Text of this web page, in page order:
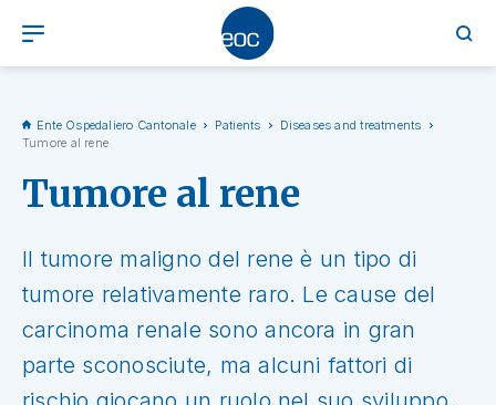
Ente Ospedaliero Cantonale Patients
Diseases and treatments
Tumore al rene
Tumore al rene
Il tumore maligno del rene è un tipo di
tumore relativamente raro. Le cause del
carcinoma renale sono ancora in gran
parte sconosciute, ma alcuni fattori di